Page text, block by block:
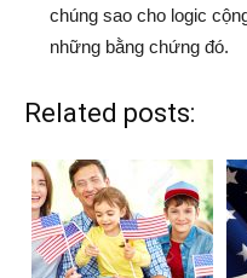
chúng sao cho logic
những bằng chứng đó.
Related posts: